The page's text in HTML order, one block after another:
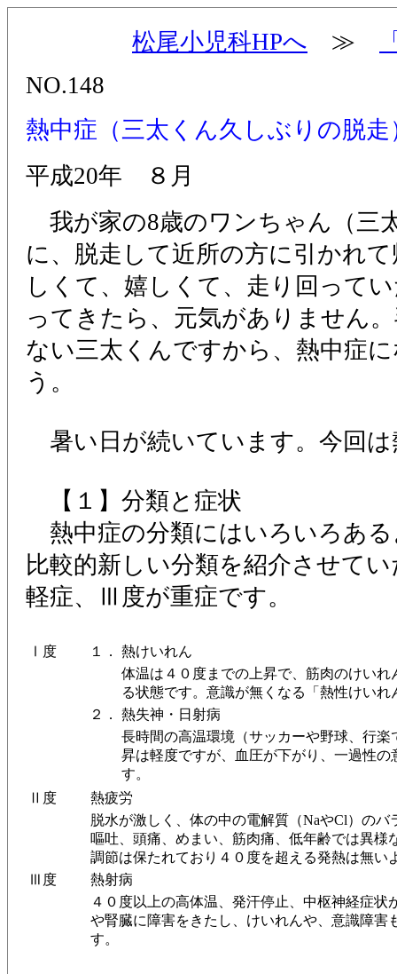
松尾小児科HPへ ≫
NO.148
熱中症（三太くん久しぶりの脱走
平成20年 ８月
我が家の8歳のワンちゃん（三
に、脱走して近所の方に引かれ
しくて、嬉しくて、走り回って
ってきたら、元気がありません
ない三太くんですから、熱中症
う。
暑い日が続いています。今回は
【１】分類と症状
熱中症の分類にはいろいろあ
比較的新しい分類を紹介させて
軽症、Ⅲ度が重症です。
Ⅰ度 １．
熱けいれん
体温は４０度までの上昇で、筋肉のけい
る状態です。意識が無くなる「熱性けいれ
２．
熱失神・日射病
長時間の高温環境（サッカーや野球、行
昇は軽度ですが、血圧が下がり、一過性
す。
Ⅱ度
熱疲労
脱水が激しく、体の中の電解質（NaやCl）の
嘔吐、頭痛、めまい、筋肉痛、低年齢では異様
調節は保たれており４０度を超える発熱は無い
Ⅲ度
熱射病
４０度以上の高体温、発汗停止、中枢神経症
や腎臓に障害をきたし、けいれんや、意識障害
す。